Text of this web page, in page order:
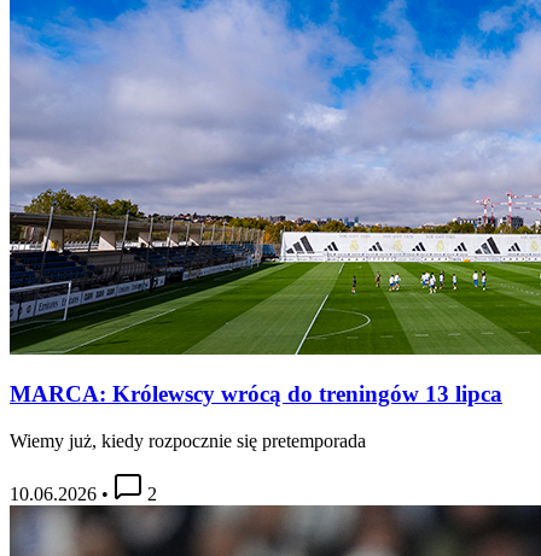
MARCA: Królewscy wrócą do treningów 13 lipca
Wiemy już, kiedy rozpocznie się pretemporada
10.06.2026 • 2